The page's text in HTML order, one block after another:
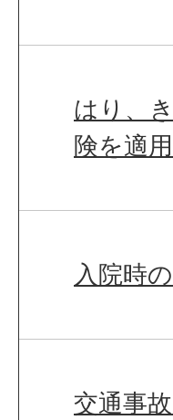
はり、
険を適
入院時
交通事